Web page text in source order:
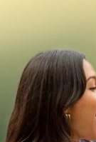
IT